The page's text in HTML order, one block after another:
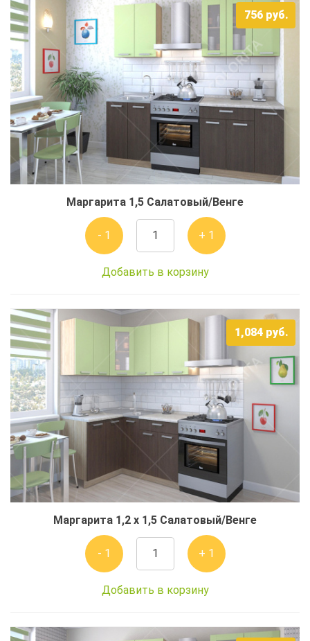
756 руб.
Маргарита 1,5 Салатовый/Венге
- 1 + 1
Добавить в корзину
1,084 руб.
Маргарита 1,2 x 1,5 Салатовый/Венге
- 1 + 1
Добавить в корзину